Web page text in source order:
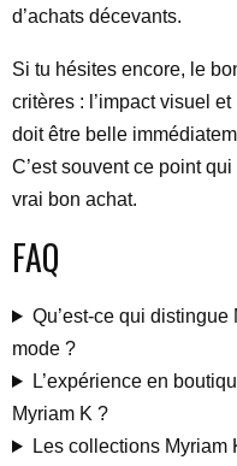
d’achats décevants.
Si tu hésites encore, le
critères : l’impact visuel
doit être belle
C’est souvent ce point
vrai bon achat.
FAQ
Qu’est-ce qui
mode ?
L’expérience en
Myriam K ?
Les collections Myriam